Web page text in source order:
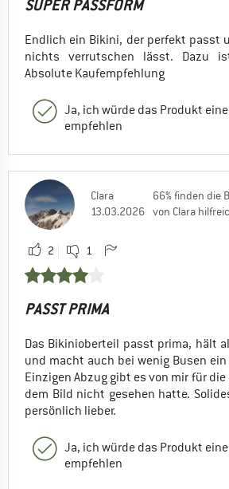
SUPER PASSFORM
Endlich ein Bikini, der perfekt passt
nichts verrutschen lässt. Dazu
Absolute Kaufempfehlung
Ja, ich würde das Produkt
empfehlen
Clara
13.03.2026
66% finden die
von Clara
2 1
PASST PRIMA
Das Bikinioberteil passt prima, hält
und macht auch bei wenig Busen
Einzigen Abzug gibt es von mir für
dem Bild nicht gesehen hatte.
persönlich lieber.
Ja, ich würde das Produkt
empfehlen